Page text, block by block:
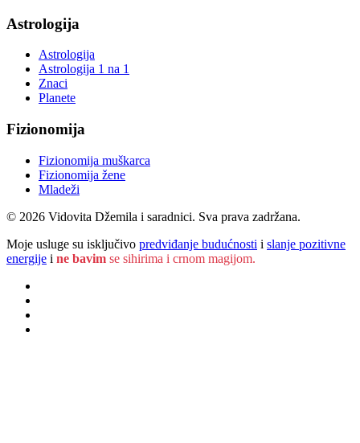
Astrologija
Astrologija
Astrologija 1 na 1
Znaci
Planete
Fizionomija
Fizionomija muškarca
Fizionomija žene
Mladeži
© 2026 Vidovita Džemila i saradnici. Sva prava zadržana.
Moje usluge su isključivo predviđanje budućnosti i slanje pozitivne
energije i ne bavim se sihirima i crnom magijom.